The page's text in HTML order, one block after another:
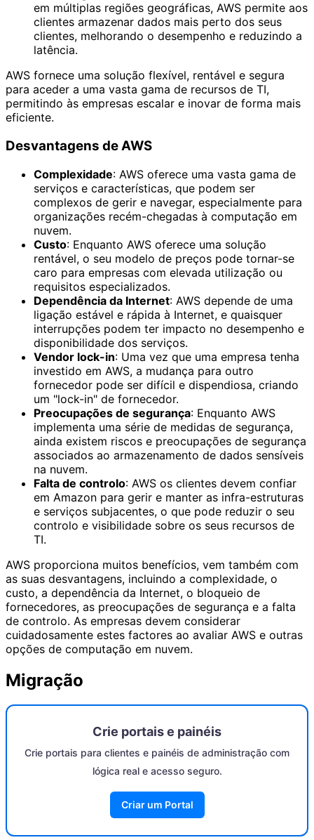
em múltiplas regiões geográficas, AWS permite aos
clientes armazenar dados mais perto dos seus
clientes, melhorando o desempenho e reduzindo a
latência.
AWS fornece uma solução flexível, rentável e segura
para aceder a uma vasta gama de recursos de TI,
permitindo às empresas escalar e inovar de forma mais
eficiente.
Desvantagens de AWS
Complexidade: AWS oferece uma vasta gama de
serviços e características, que podem ser
complexos de gerir e navegar, especialmente para
organizações recém-chegadas à computação em
nuvem.
Custo: Enquanto AWS oferece uma solução
rentável, o seu modelo de preços pode tornar-se
caro para empresas com elevada utilização ou
requisitos especializados.
Dependência da Internet: AWS depende de uma
ligação estável e rápida à Internet, e quaisquer
interrupções podem ter impacto no desempenho e
disponibilidade dos serviços.
Vendor lock-in: Uma vez que uma empresa tenha
investido em AWS, a mudança para outro
fornecedor pode ser difícil e dispendiosa, criando
um "lock-in" de fornecedor.
Preocupações de segurança: Enquanto AWS
implementa uma série de medidas de segurança,
ainda existem riscos e preocupações de segurança
associados ao armazenamento de dados sensíveis
na nuvem.
Falta de controlo: AWS os clientes devem confiar
em Amazon para gerir e manter as infra-estruturas
e serviços subjacentes, o que pode reduzir o seu
controlo e visibilidade sobre os seus recursos de
TI.
AWS proporciona muitos benefícios, vem também com
as suas desvantagens, incluindo a complexidade, o
custo, a dependência da Internet, o bloqueio de
fornecedores, as preocupações de segurança e a falta
de controlo. As empresas devem considerar
cuidadosamente estes factores ao avaliar AWS e outras
opções de computação em nuvem.
Migração
Crie portais e painéis
Crie portais para clientes e painéis de administração com
lógica real e acesso seguro.
Criar um Portal